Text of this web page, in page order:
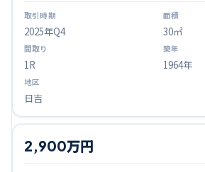
2025年Q4 30㎡
1R 1964年
日吉
2,900万円